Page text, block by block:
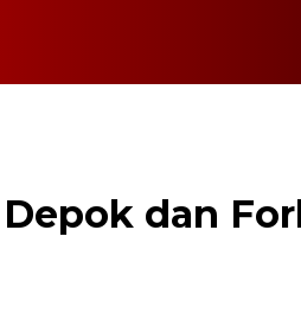
dan